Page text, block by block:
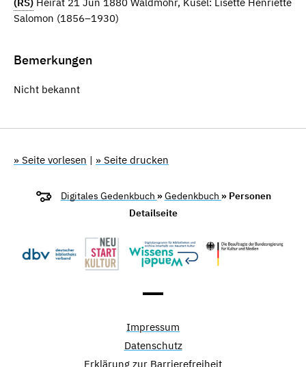
(RS) Heirat 21 Jun 1880 Waldmohr, Kusel: Lisette Henriette
Salomon (1856–1930)
Bemerkungen
Nicht bekannt
» Seite vorlesen | » Seite drucken
Digitales Gedenkbuch »Gedenkbuch » Personen
Detailseite
Impressum
Datenschutz
Erklärung zur Barrierefreiheit